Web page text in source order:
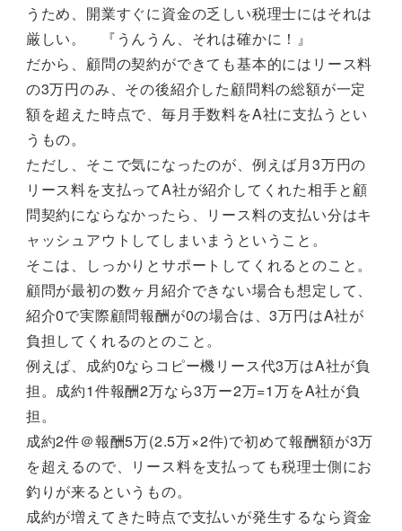
うため、開業すぐに資金の乏しい税理士にはそれは
厳しい。 『うんうん、それは確かに！』
だから、顧問の契約ができても基本的にはリース料
の3万円のみ、その後紹介した顧問料の総額が一定
額を超えた時点で、毎月手数料をA社に支払うとい
うもの。
ただし、そこで気になったのが、例えば月3万円の
リース料を支払ってA社が紹介してくれた相手と顧
問契約にならなかったら、リース料の支払い分はキ
ャッシュアウトしてしまいまうということ。
そこは、しっかりとサポートしてくれるとのこと。
顧問が最初の数ヶ月紹介できない場合も想定して、
紹介0で実際顧問報酬が0の場合は、3万円はA社が
負担してくれるのとのこと。
例えば、成約0ならコピー機リース代3万はA社が負
担。成約1件報酬2万なら3万ー2万=1万をA社が負
担。
成約2件＠報酬5万(2.5万×2件)で初めて報酬額が3万
を超えるので、リース料を支払っても税理士側にお
釣りが来るというもの。
成約が増えてきた時点で支払いが発生するなら資金